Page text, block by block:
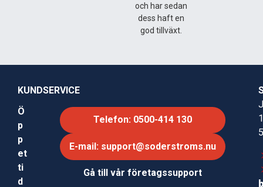
och har sedan
dess haft en
god tillväxt.
KUNDSERVICE
Ö
p
p
et
ti
d
Telefon: 0500-414 130
E-mail: support@soderstroms.nu
Gå till vår företagssupport